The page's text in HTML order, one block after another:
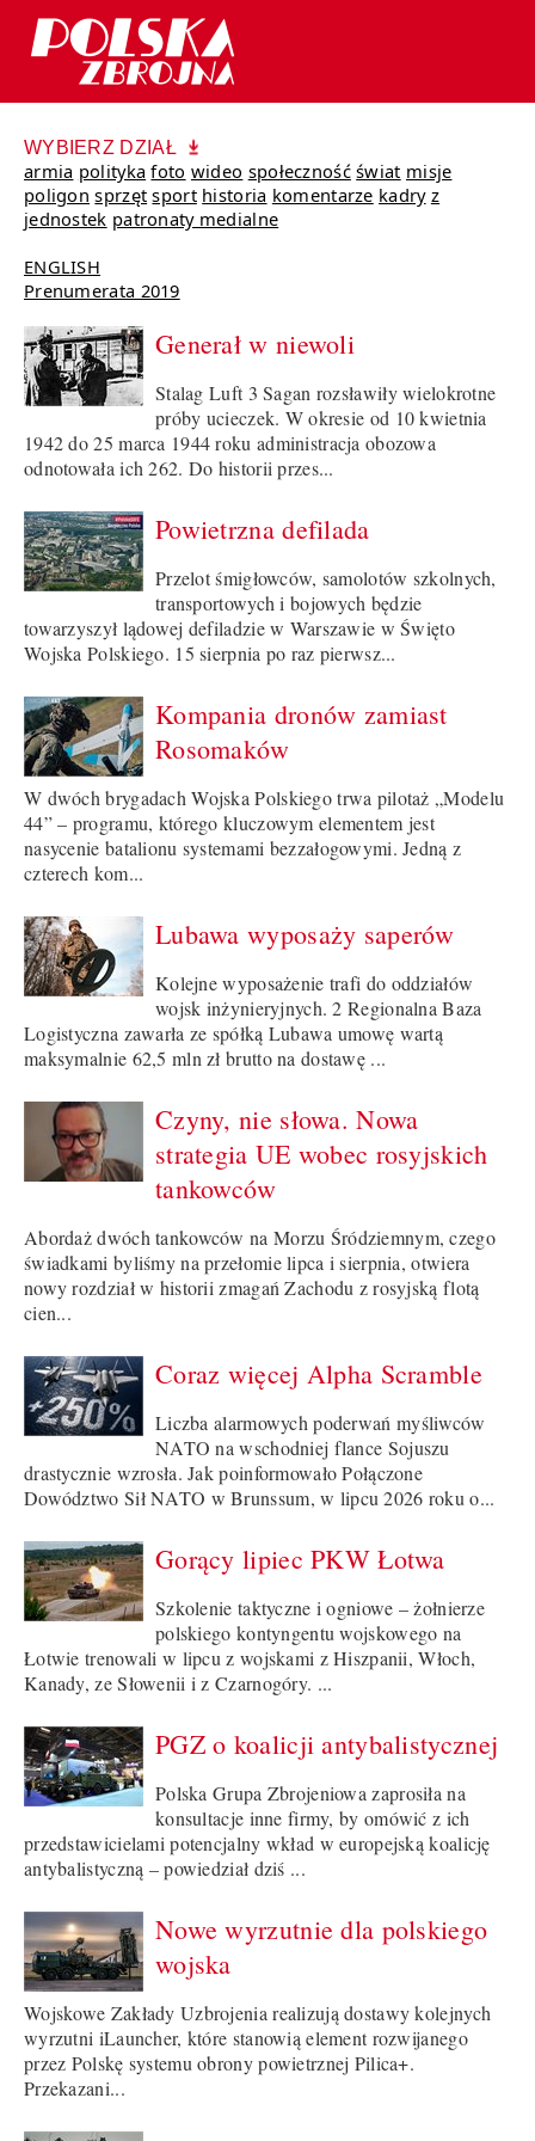
WYBIERZ DZIAŁ
armia polityka foto wideo społeczność świat misje
poligon sprzęt sport historia komentarze kadry z
jednostek patronaty medialne
ENGLISH
Prenumerata 2019
Generał w niewoli
Stalag Luft 3 Sagan rozsławiły wielokrotne
próby ucieczek. W okresie od 10 kwietnia
1942 do 25 marca 1944 roku administracja obozowa
odnotowała ich 262. Do historii przes...
Powietrzna defilada
Przelot śmigłowców, samolotów szkolnych,
transportowych i bojowych będzie
towarzyszył lądowej defiladzie w Warszawie w Święto
Wojska Polskiego. 15 sierpnia po raz pierwsz...
Kompania dronów zamiast
Rosomaków
W dwóch brygadach Wojska Polskiego trwa pilotaż „Modelu
44” – programu, którego kluczowym elementem jest
nasycenie batalionu systemami bezzałogowymi. Jedną z
czterech kom...
Lubawa wyposaży saperów
Kolejne wyposażenie trafi do oddziałów
wojsk inżynieryjnych. 2 Regionalna Baza
Logistyczna zawarła ze spółką Lubawa umowę wartą
maksymalnie 62,5 mln zł brutto na dostawę ...
Czyny, nie słowa. Nowa
strategia UE wobec rosyjskich
tankowców
Abordaż dwóch tankowców na Morzu Śródziemnym, czego
świadkami byliśmy na przełomie lipca i sierpnia, otwiera
nowy rozdział w historii zmagań Zachodu z rosyjską flotą
cien...
Coraz więcej Alpha Scramble
Liczba alarmowych poderwań myśliwców
NATO na wschodniej flance Sojuszu
drastycznie wzrosła. Jak poinformowało Połączone
Dowództwo Sił NATO w Brunssum, w lipcu 2026 roku o...
Gorący lipiec PKW Łotwa
Szkolenie taktyczne i ogniowe – żołnierze
polskiego kontyngentu wojskowego na
Łotwie trenowali w lipcu z wojskami z Hiszpanii, Włoch,
Kanady, ze Słowenii i z Czarnogóry. ...
PGZ o koalicji antybalistycznej
Polska Grupa Zbrojeniowa zaprosiła na
konsultacje inne firmy, by omówić z ich
przedstawicielami potencjalny wkład w europejską koalicję
antybalistyczną – powiedział dziś ...
Nowe wyrzutnie dla polskiego
wojska
Wojskowe Zakłady Uzbrojenia realizują dostawy kolejnych
wyrzutni iLauncher, które stanowią element rozwijanego
przez Polskę systemu obrony powietrznej Pilica+.
Przekazani...